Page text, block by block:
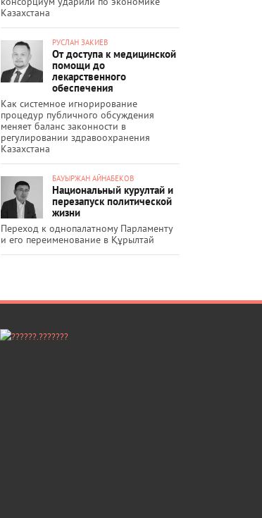
Казахстана
РУСЛАН ЗАКИЕВ
От доступа к медицинской
помощи до
лекарственного
обеспечения
Как системное игнорирование
процедур публичного обсуждения
меняет баланс законности в
регулировании здравоохранения
Казахстана
БАУЫРЖАН АЙНАБЕКОВ
Национальный курултай и
перезапуск политической
жизни
Переход к однопалатному Парламенту
и его переименование в Құрылтай